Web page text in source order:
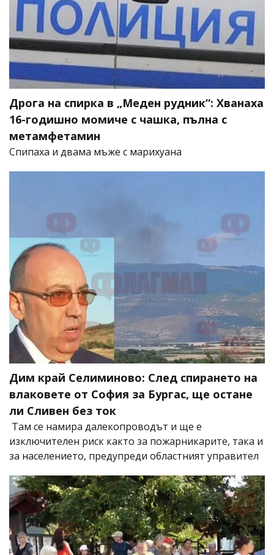
Дрога на спирка в „Меден рудник“: Хванаха
16-годишно момиче с чашка, пълна с
метамфетамин
Спипаха и двама мъже с марихуана
Дим край Селиминово: След спирането на
влаковете от София за Бургас, ще остане
ли Сливен без ток
Там се намира далекопроводът и ще е
изключителен риск както за пожарникарите, така и
за населението, предупреди областният управител